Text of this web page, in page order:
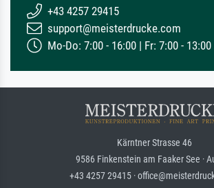
+43 4257 29415
support@meisterdrucke.com
Mo-Do: 7:00 - 16:00 | Fr: 7:00 - 13:00
Kärntner Strasse 46
9586 Finkenstein am Faaker See ·
+43 4257 29415 ·